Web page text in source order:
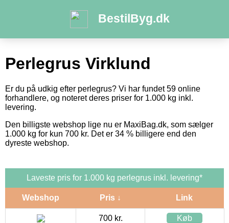
BestilByg.dk
Perlegrus Virklund
Er du på udkig efter perlegrus? Vi har fundet 59 online
forhandlere, og noteret deres priser for 1.000 kg inkl.
levering.
Den billigste webshop lige nu er MaxiBag.dk, som sælger
1.000 kg for kun 700 kr. Det er 34 % billigere end den
dyreste webshop.
Laveste pris for 1.000 kg perlegrus inkl. levering*
Webshop Pris ↓ Link
700 kr. Køb